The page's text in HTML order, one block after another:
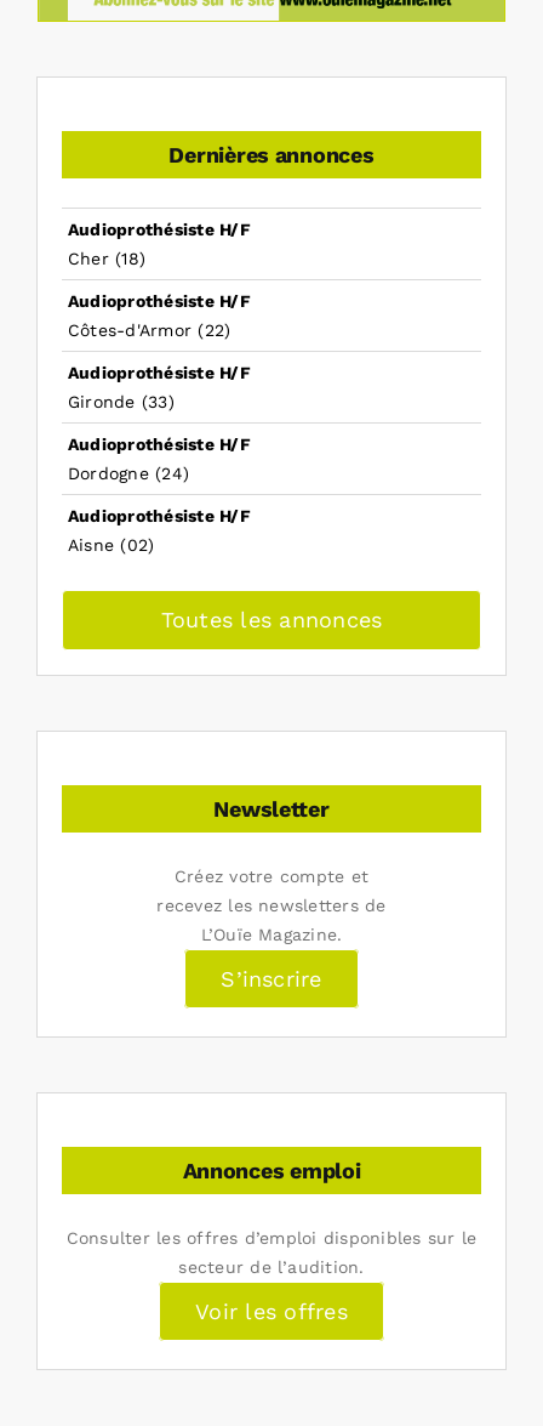
Dernières annonces
Audioprothésiste H/F
Cher (18)
Audioprothésiste H/F
Côtes-d'Armor (22)
Audioprothésiste H/F
Gironde (33)
Audioprothésiste H/F
Dordogne (24)
Audioprothésiste H/F
Aisne (02)
Toutes les annonces
Newsletter
Créez votre compte et
recevez les newsletters de
L’Ouïe Magazine.
S’inscrire
Annonces emploi
Consulter les offres d’emploi disponibles sur le
secteur de l’audition.
Voir les offres